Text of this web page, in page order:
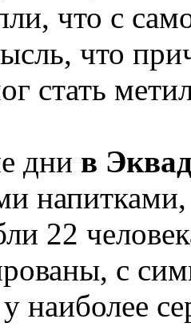
что с
что
стать
дни в
22
с
наиболее